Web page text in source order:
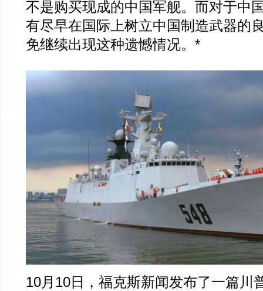
不是购买现成的中国军舰。而对于中
有尽早在国际上树立中国制造武器的
免继续出现这种遗憾情况。*
10月10日，福克斯新闻发布了一篇川